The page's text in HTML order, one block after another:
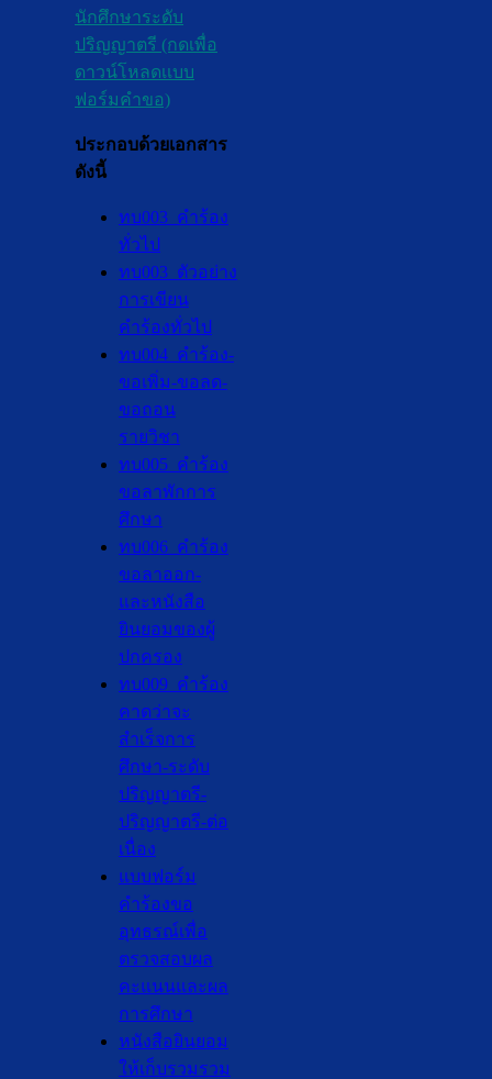
นักศึกษาระดับ
ปริญญาตรี (กดเพื่อ
ดาวน์โหลดเเบบ
ฟอร์มคำขอ)
ประกอบด้วยเอกสาร
ดังนี้
ทบ003_คำร้อง
ทั่วไป
ทบ003_ตัวอย่าง
การเขียน
คำร้องทั่วไป
ทบ004_คำร้อง-
ขอเพิ่ม-ขอลด-
ขอถอน
รายวิชา
ทบ005_คำร้อง
ขอลาพักการ
ศึกษา
ทบ006_คำร้อง
ขอลาออก-
และหนังสือ
ยินยอมของผู้
ปกครอง
ทบ009_คำร้อง
คาดว่าจะ
สำเร็จการ
ศึกษา-ระดับ
ปริญญาตรี-
ปริญญาตรี-ต่อ
เนื่อง
แบบฟอร์ม
คำร้องขอ
อุทธรณ์เพื่อ
ตรวจสอบผล
คะแนนและผล
การศึกษา
หนังสือยินยอม
ให้เก็บรวมรวม